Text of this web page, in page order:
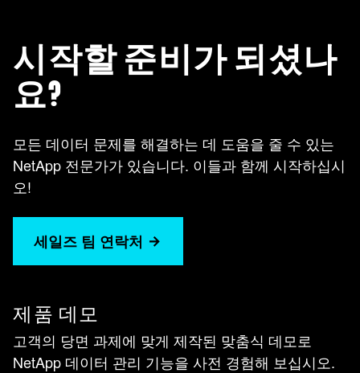
시작할 준비가 되셨나
요?
모든 데이터 문제를 해결하는 데 도움을 줄 수 있는
NetApp 전문가가 있습니다. 이들과 함께 시작하십시
오!
세일즈 팀 연락처
제품 데모
고객의 당면 과제에 맞게 제작된 맞춤식 데모로
NetApp 데이터 관리 기능을 사전 경험해 보십시오.